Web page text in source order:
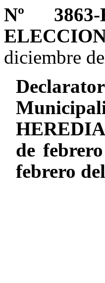
Nº
diciembre
de
febrero